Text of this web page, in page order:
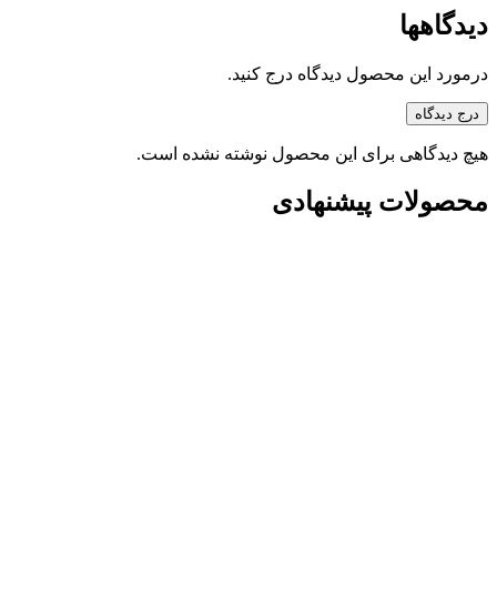
دیدگاهها
درمورد این محصول دیدگاه درج کنید.
درج دیدگاه
هیچ دیدگاهی برای این محصول نوشته نشده است.
محصولات پیشنهادی